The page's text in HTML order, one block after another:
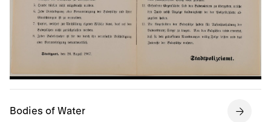
Bodies of Water